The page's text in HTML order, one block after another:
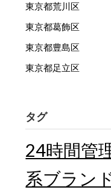
東京都荒川区
東京都葛飾区
東京都豊島区
東京都足立区
タグ
24時間管
系ブラン